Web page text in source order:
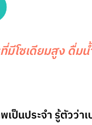
โซเดียมสูง ดื่ม
เป็นประจำ รู้ตัวว่